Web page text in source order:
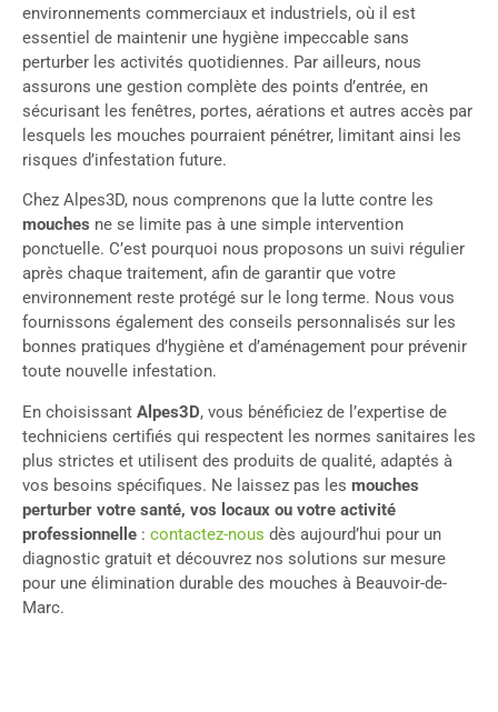
environnements commerciaux et industriels, où il est
essentiel de maintenir une hygiène impeccable sans
perturber les activités quotidiennes. Par ailleurs, nous
assurons une gestion complète des points d’entrée, en
sécurisant les fenêtres, portes, aérations et autres accès par
lesquels les mouches pourraient pénétrer, limitant ainsi les
risques d’infestation future.
Chez Alpes3D, nous comprenons que la lutte contre les
mouches ne se limite pas à une simple intervention
ponctuelle. C’est pourquoi nous proposons un suivi régulier
après chaque traitement, afin de garantir que votre
environnement reste protégé sur le long terme. Nous vous
fournissons également des conseils personnalisés sur les
bonnes pratiques d’hygiène et d’aménagement pour prévenir
toute nouvelle infestation.
En choisissant Alpes3D, vous bénéficiez de l’expertise de
techniciens certifiés qui respectent les normes sanitaires les
plus strictes et utilisent des produits de qualité, adaptés à
vos besoins spécifiques. Ne laissez pas les mouches
perturber votre santé, vos locaux ou votre activité
professionnelle : contactez-nous dès aujourd’hui pour un
diagnostic gratuit et découvrez nos solutions sur mesure
pour une élimination durable des mouches à Beauvoir-de-
Marc.